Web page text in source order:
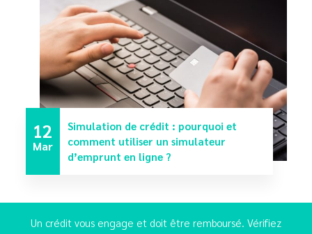
12
Mar
Simulation de crédit : pourquoi et
comment utiliser un simulateur
d’emprunt en ligne ?
Un crédit vous engage et doit être remboursé. Vérifiez